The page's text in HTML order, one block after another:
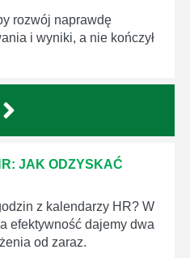
rozwój naprawdę
i wyniki, a nie kończył
JAK ODZYSKAĆ
z kalendarzy HR? W
efektywność dajemy dwa
od zaraz.